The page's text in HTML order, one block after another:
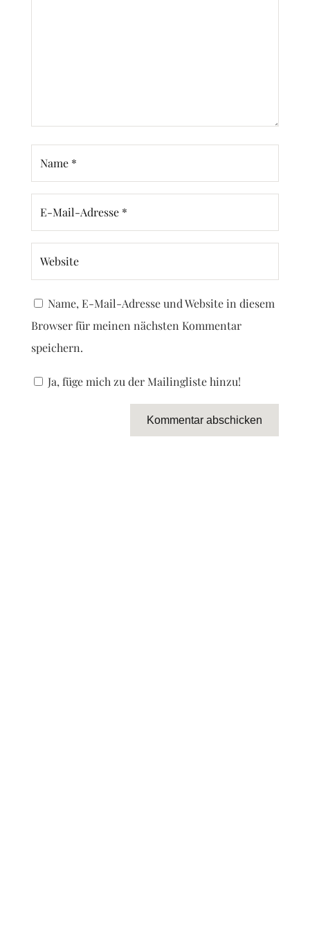
Name, E-Mail-Adresse und Website in diesem
Browser für meinen nächsten Kommentar
speichern.
Ja, füge mich zu der Mailingliste hinzu!
Kommentar abschicken